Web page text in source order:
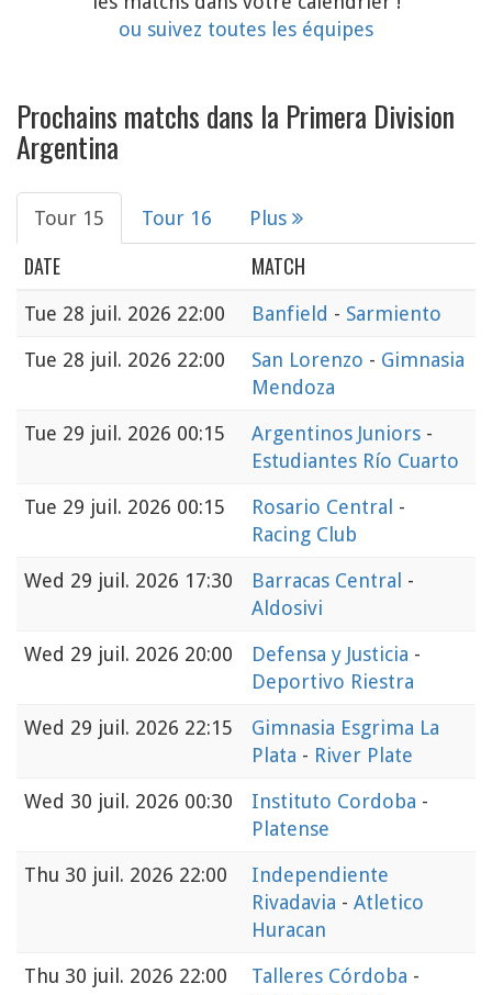
ou suivez toutes les équipes
Prochains matchs dans la Primera Division
Argentina
Tour 15 Tour 16 Plus
DATE MATCH
Tue 28 juil. 2026 22:00 Banfield - Sarmiento
Tue 28 juil. 2026 22:00 San Lorenzo - Gimnasia
Mendoza
Tue 29 juil. 2026 00:15 Argentinos Juniors -
Estudiantes Río Cuarto
Tue 29 juil. 2026 00:15 Rosario Central -
Racing Club
Wed 29 juil. 2026 17:30 Barracas Central -
Aldosivi
Wed 29 juil. 2026 20:00 Defensa y Justicia -
Deportivo Riestra
Wed 29 juil. 2026 22:15
Gimnasia Esgrima La
Plata - River Plate
Wed 30 juil. 2026 00:30 Instituto Cordoba -
Platense
Thu 30 juil. 2026 22:00
Independiente
Rivadavia - Atletico
Huracan
Thu 30 juil. 2026 22:00 Talleres Córdoba -